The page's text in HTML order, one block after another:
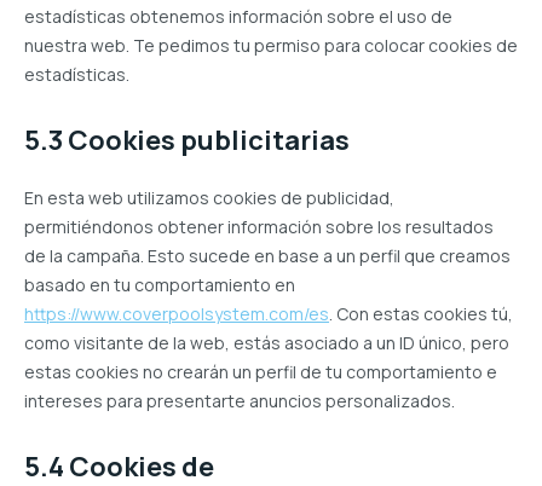
estadísticas obtenemos información sobre el uso de
nuestra web. Te pedimos tu permiso para colocar cookies de
estadísticas.
5.3 Cookies publicitarias
En esta web utilizamos cookies de publicidad,
permitiéndonos obtener información sobre los resultados
de la campaña. Esto sucede en base a un perfil que creamos
basado en tu comportamiento en
https://www.coverpoolsystem.com/es . Con estas cookies tú,
como visitante de la web, estás asociado a un ID único, pero
estas cookies no crearán un perfil de tu comportamiento e
intereses para presentarte anuncios personalizados.
5.4 Cookies de